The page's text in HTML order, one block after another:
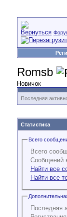
Romsb
Новичок
Последняя
Статистика
Всего
Всего
Сообщений
Найти все
Найти все
Последняя